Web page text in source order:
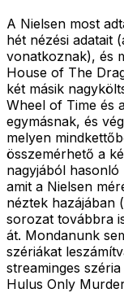
A Nielsen most
hét nézési adatait
vonatkoznak), és
House of The
két másik
Wheel of Time és
egymásnak, és
melyen
összemérhető a
nagyjából
amit a Nielsen
néztek hazájában
sorozat továbbra
át. Mondanunk
szériákat
streaminges
Hulus Only